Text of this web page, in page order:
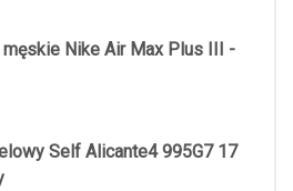
męskie Nike Air Max Plus III -
Self Alicante4 995G7 17